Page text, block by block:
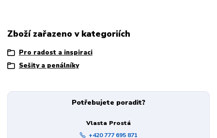
Zboží zařazeno v kategoriích
Pro radost a inspiraci
Sešity a penálníky
Potřebujete poradit?
Vlasta Prostá
+420 777 695 871